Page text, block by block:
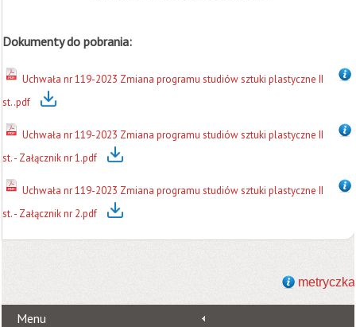
Dokumenty do pobrania:
Uchwała nr 119-2023 Zmiana programu studiów sztuki plastyczne II
st..pdf
Uchwała nr 119-2023 Zmiana programu studiów sztuki plastyczne II
st. - Załącznik nr 1.pdf
Uchwała nr 119-2023 Zmiana programu studiów sztuki plastyczne II
st. - Załącznik nr 2.pdf
metryczka
Menu